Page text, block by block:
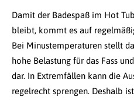
Damit der Badespaß im Hot
bleibt, kommt es auf
Bei Minustemperaturen stellt
hohe Belastung für das Fass
dar. In Extremfällen kann die
regelrecht sprengen. Deshalb